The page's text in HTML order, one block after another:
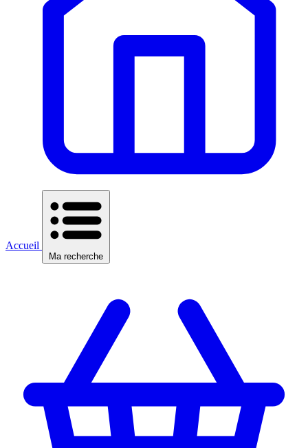
Accueil
Ma recherche